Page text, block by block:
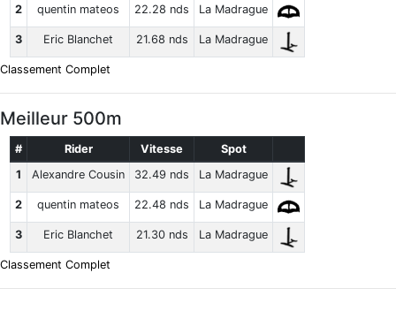
2 quentin mateos 22.28 nds La Madrague
3 Eric Blanchet 21.68 nds La Madrague
Classement Complet
Meilleur 500m
# Rider Vitesse
Spot
1
Alexandre Cousin 32.49 nds La Madrague
2 quentin mateos 22.48 nds La Madrague
3 Eric Blanchet 21.30 nds La Madrague
Classement Complet